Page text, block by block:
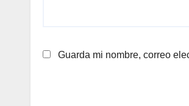
Guarda mi nombre, correo